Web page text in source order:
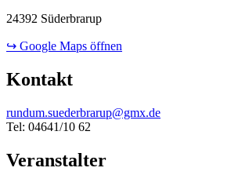
24392 Süderbrarup
↪ Google Maps öffnen
Kontakt
rundum.suederbrarup@gmx.de
Tel: 04641/10 62
Veranstalter